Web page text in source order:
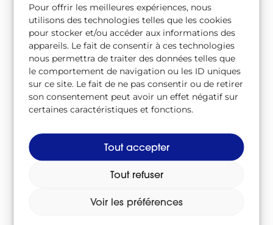
Pour offrir les meilleures expériences, nous
utilisons des technologies telles que les cookies
pour stocker et/ou accéder aux informations des
appareils. Le fait de consentir à ces technologies
nous permettra de traiter des données telles que
le comportement de navigation ou les ID uniques
sur ce site. Le fait de ne pas consentir ou de retirer
son consentement peut avoir un effet négatif sur
certaines caractéristiques et fonctions.
Tout accepter
Tout refuser
Voir les préférences
LAMA
À télécharger
Télécharger le lexique au format CSV
Télécharger le lexique au format PDF
Pdf
Suivez-nous sur